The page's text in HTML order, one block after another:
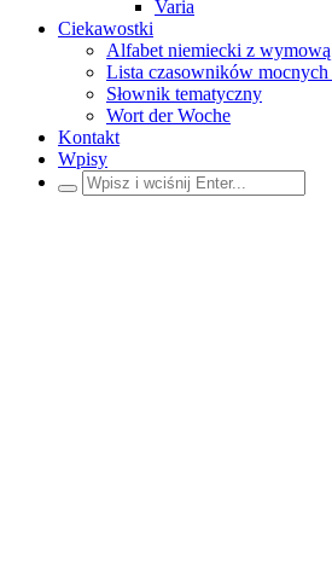
Varia
Ciekawostki
Alfabet niemiecki z wymową
Lista czasowników
Słownik tematyczny
Wort der Woche
Kontakt
Wpisy